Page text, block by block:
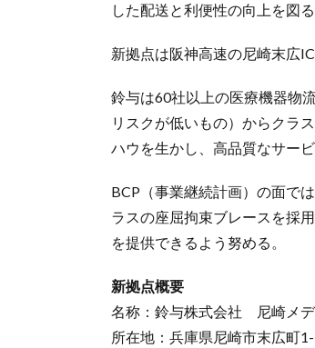
した配送と利便性の向上を図る
新拠点は阪神高速の尼崎末広
鈴与は60社以上の医療機器物
リスクが低いもの）からクラ
ハウを生かし、高品質なサービ
BCP（事業継続計画）の面で
ラスの座屈拘束ブレースを採
を提供できるよう努める。
新拠点概要
名称：鈴与株式会社 尼崎メ
所在地：兵庫県尼崎市末広町